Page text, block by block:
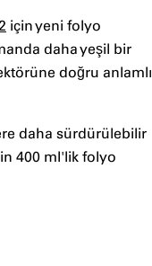
için yeni folyo
daha yeşil bir
doğru anlamlı
daha sürdürülebilir
400 ml'lik folyo